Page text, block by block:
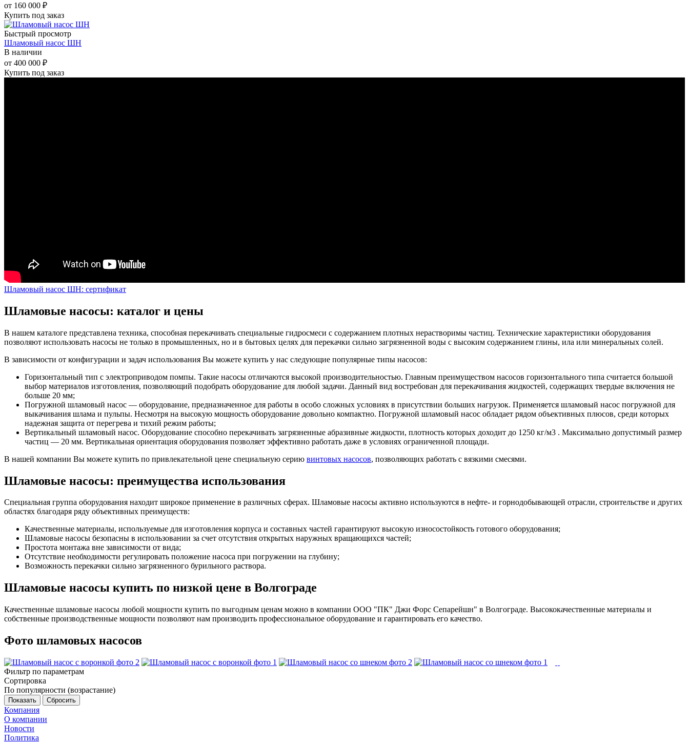
от 160 000 ₽
Купить под заказ
Быстрый просмотр
Шламовый насос ШН
В наличии
от 400 000 ₽
Купить под заказ
Шламовый насос ШН: сертификат
Шламовые насосы: каталог и цены
В нашем каталоге представлена техника, способная перекачивать специальные гидросмеси с содержанием плотных нерастворимы частиц. Технические характеристики оборудования
позволяют использовать насосы не только в промышленных, но и в бытовых целях для перекачки сильно загрязненной воды с высоким содержанием глины, ила или минеральных солей.
В зависимости от конфигурации и задач использования Вы можете купить у нас следующие популярные типы насосов:
Горизонтальный тип с электроприводом помпы. Такие насосы отличаются высокой производительностью. Главным преимуществом насосов горизонтального типа считается большой
выбор материалов изготовления, позволяющий подобрать оборудование для любой задачи. Данный вид востребован для перекачивания жидкостей, содержащих твердые включения не
больше 20 мм;
Погружной шламовый насос — оборудование, предназначенное для работы в особо сложных условиях в присутствии больших нагрузок. Применяется шламовый насос погружной для
выкачивания шлама и пульпы. Несмотря на высокую мощность оборудование довольно компактно. Погружной шламовый насос обладает рядом объективных плюсов, среди которых
надежная защита от перегрева и тихий режим работы;
Вертикальный шламовый насос. Оборудование способно перекачивать загрязненные абразивные жидкости, плотность которых доходит до 1250 кг/м3 . Максимально допустимый размер
частиц — 20 мм. Вертикальная ориентация оборудования позволяет эффективно работать даже в условиях ограниченной площади.
В нашей компании Вы можете купить по привлекательной цене специальную серию винтовых насосов, позволяющих работать с вязкими смесями.
Шламовые насосы: преимущества использования
Специальная группа оборудования находит широкое применение в различных сферах. Шламовые насосы активно используются в нефте- и горнодобывающей отрасли, строительстве и других
областях благодаря ряду объективных преимуществ:
Качественные материалы, используемые для изготовления корпуса и составных частей гарантируют высокую износостойкость готового оборудования;
Шламовые насосы безопасны в использовании за счет отсутствия открытых наружных вращающихся частей;
Простота монтажа вне зависимости от вида;
Отсутствие необходимости регулировать положение насоса при погружении на глубину;
Возможность перекачки сильно загрязненного бурильного раствора.
Шламовые насосы купить по низкой цене в Волгограде
Качественные шламовые насосы любой мощности купить по выгодным ценам можно в компании ООО "ПК" Джи Форс Сепарейшн" в Волгограде. Высококачественные материалы и
собственные производственные мощности позволяют нам производить профессиональное оборудование и гарантировать его качество.
Фото шламовых насосов
Фильтр по параметрам
Сортировка
По популярности (возрастание)
Сбросить
Компания
О компании
Новости
Политика